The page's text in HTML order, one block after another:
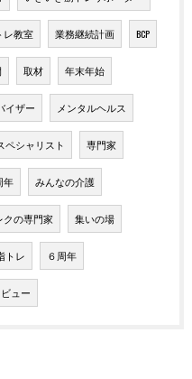
レ教室 業務継続計画 BCP
取材 年末年始
イザー メンタルヘルス
ペシャリスト 専門家
年 みんなの介護
クの専門家 集いの場
トレ ６周年
ュー